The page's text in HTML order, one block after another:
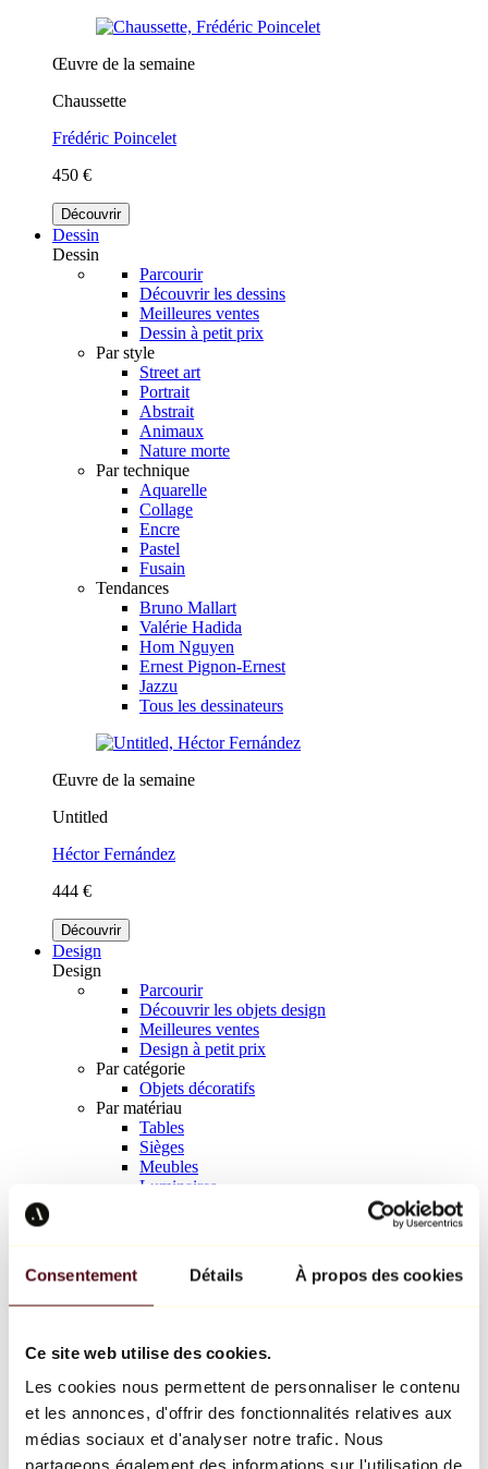
Consentement Détails À propos des cookies
Ce site web utilise des cookies.
Les cookies nous permettent de personnaliser le contenu
et les annonces, d'offrir des fonctionnalités relatives aux
médias sociaux et d'analyser notre trafic. Nous
partageons également des informations sur l'utilisation de
Œuvre de la semaine
Chaussette
Frédéric Poincelet
450 €
Découvrir
Dessin
Dessin
Parcourir
Découvrir les dessins
Meilleures ventes
Dessin à petit prix
Par style
Street art
Portrait
Abstrait
Animaux
Nature morte
Par technique
Aquarelle
Collage
Encre
Pastel
Fusain
Tendances
Bruno Mallart
Valérie Hadida
Hom Nguyen
Ernest Pignon-Ernest
Jazzu
Tous les dessinateurs
Œuvre de la semaine
Untitled
Héctor Fernández
444 €
Découvrir
Design
Design
Parcourir
Découvrir les objets design
Meilleures ventes
Design à petit prix
Par catégorie
Objets décoratifs
Par matériau
Tables
Sièges
Meubles
Luminaires
Richard Orlinski
Keith Haring
Jeff Koons
Jean-Michel Basquiat
Tous les designers
Œuvre de la semaine